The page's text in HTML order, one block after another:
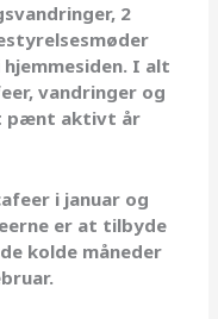
2
I alt
vandringer og
pænt aktivt år
i januar og
er at tilbyde
kolde måneder